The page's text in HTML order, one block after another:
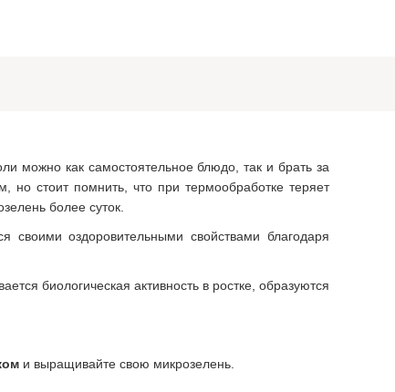
можно как самостоятельное блюдо, так и брать за
но стоит помнить, что при термообработке теряет
более суток.
своими оздоровительными свойствами благодаря
биологическая активность в ростке, образуются
и выращивайте свою микрозелень.